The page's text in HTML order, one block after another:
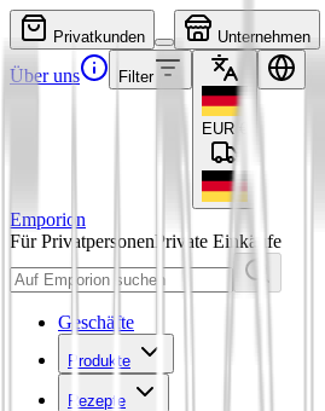
Privatkunden Unternehmen
Über uns Filter
EUR
Emporion
Für PrivatpersonenPrivate Einkäufe
Geschäfte
Produkte
Rezepte